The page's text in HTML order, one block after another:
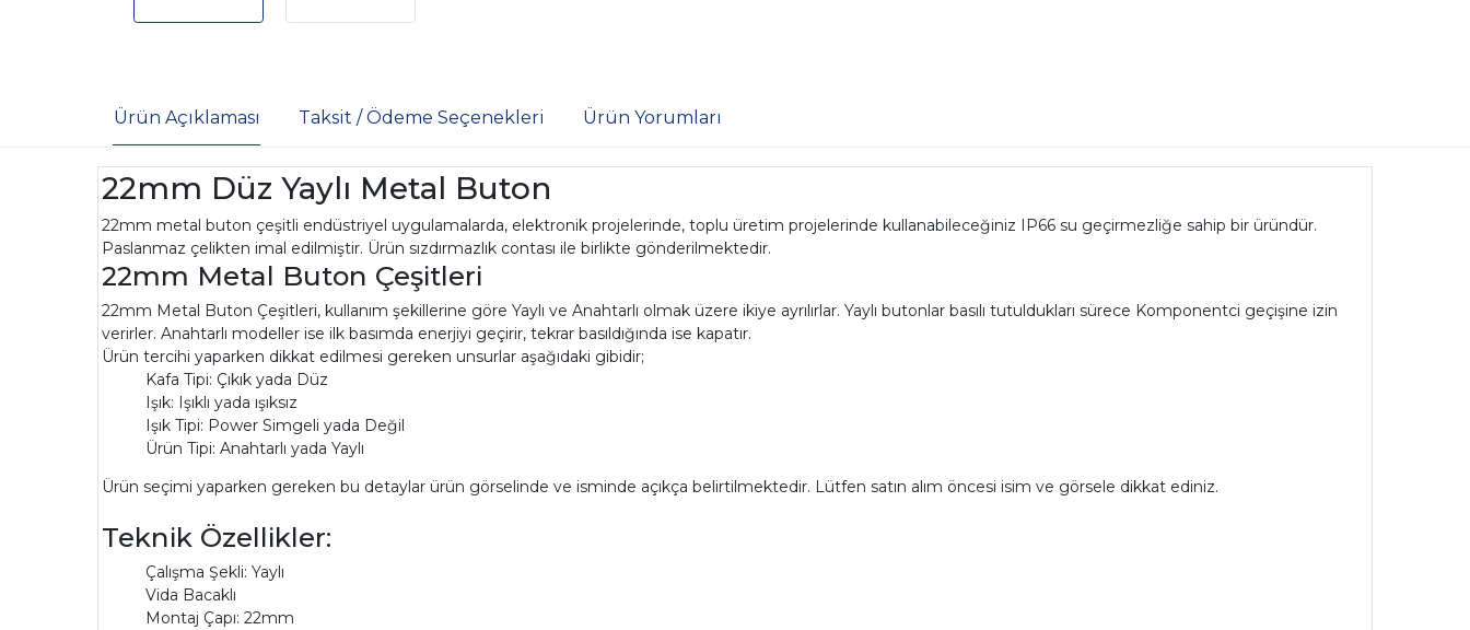
Ürün Açıklaması Taksit / Ödeme Seçenekleri Ürün Yorumları
22mm Düz Yaylı Metal Buton
22mm metal buton çeşitli endüstriyel uygulamalarda, elektronik projelerinde, toplu üretim projelerinde kullanabileceğiniz IP66 su geçirmezliğe sahip bir üründür.
Paslanmaz çelikten imal edilmiştir. Ürün sızdırmazlık contası ile birlikte gönderilmektedir.
22mm Metal Buton Çeşitleri
22mm Metal Buton Çeşitleri, kullanım şekillerine göre Yaylı ve Anahtarlı olmak üzere ikiye ayrılırlar. Yaylı butonlar basılı tutuldukları sürece Komponentci geçişine izin
verirler. Anahtarlı modeller ise ilk basımda enerjiyi geçirir, tekrar basıldığında ise kapatır.
Ürün tercihi yaparken dikkat edilmesi gereken unsurlar aşağıdaki gibidir;
Kafa Tipi: Çıkık yada Düz
Işık: Işıklı yada ışıksız
Işık Tipi: Power Simgeli yada Değil
Ürün Tipi: Anahtarlı yada Yaylı
Ürün seçimi yaparken gereken bu detaylar ürün görselinde ve isminde açıkça belirtilmektedir. Lütfen satın alım öncesi isim ve görsele dikkat ediniz.
Teknik Özellikler:
Çalışma Şekli: Yaylı
Vida Bacaklı
Montaj Çapı: 22mm